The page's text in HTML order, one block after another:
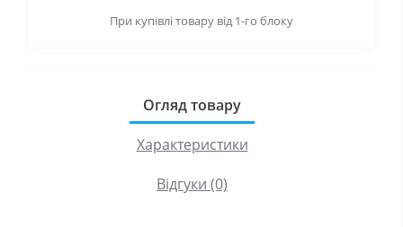
При купівлі товару від 1-го блоку
Огляд товару
Характеристики
Відгуки (0)